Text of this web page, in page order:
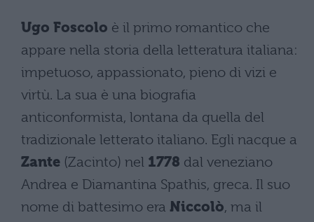
Ugo Foscolo è il primo romantico che
appare nella storia della letteratura italiana:
impetuoso, appassionato, pieno di vizi e
virtù. La sua è una biografia
anticonformista, lontana da quella del
tradizionale letterato italiano. Egli nacque a
Zante (Zacinto) nel 1778 dal veneziano
Andrea e Diamantina Spathis, greca. Il suo
nome di battesimo era Niccolò, ma il